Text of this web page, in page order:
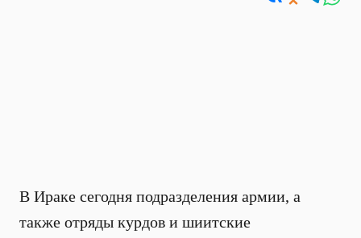
В Ираке сегодня подразделения армии, а
также отряды курдов и шиитские